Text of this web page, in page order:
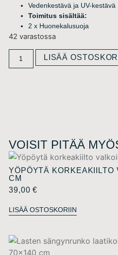
Vedenkestävä ja UV-kestävä
Toimitus sisältää:
2 x Huonekalusuoja
42 varastossa
LISÄÄ
VOISIT PITÄÄ
YÖPÖYTÄ KORKEAKIILTO
CM
39,00€
LISÄÄ OSTOSKORIIN